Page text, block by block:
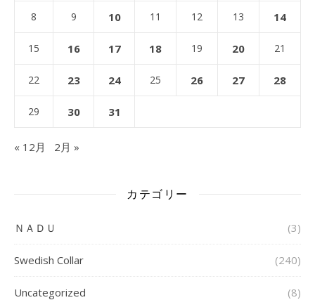
8 9 10 11 12 13 14
15 16 17 18 19 20 21
22 23 24 25 26 27 28
29 30 31
« 12月 2月 »
カテゴリー
ＮＡＤＵ (3)
Swedish Collar (240)
Uncategorized (8)